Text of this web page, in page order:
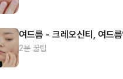
여드름 - 크레오신티, 여드
2분 꿀팁